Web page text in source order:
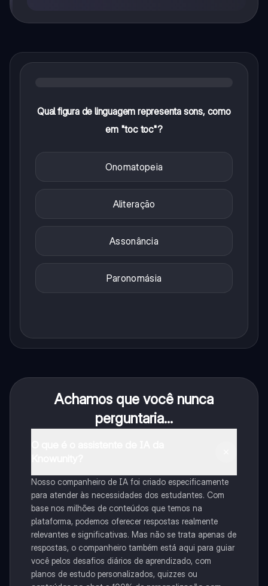
Qual figura de linguagem representa sons, como
em "toc toc"?
Onomatopeia
Aliteração
Assonância
Paronomásia
Achamos que você nunca
perguntaria...
Nosso companheiro de IA foi criado especificamente
para atender às necessidades dos estudantes. Com
base nos milhões de conteúdos que temos na
plataforma, podemos oferecer respostas realmente
relevantes e significativas. Mas não se trata apenas de
respostas, o companheiro também está aqui para guiar
você pelos desafios diários de aprendizado, com
planos de estudo personalizados, quizzes ou